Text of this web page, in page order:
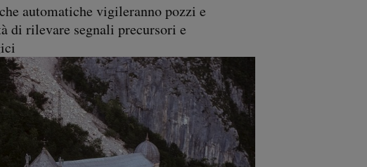
automatiche vigileranno pozzi e
di rilevare segnali precursori e